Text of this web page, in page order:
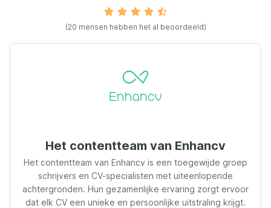
(20 mensen hebben het al beoordeeld)
Het contentteam van Enhancv
Het contentteam van Enhancv is een toegewijde groep
schrijvers en CV-specialisten met uiteenlopende
achtergronden. Hun gezamenlijke ervaring zorgt ervoor
dat elk CV een unieke en persoonlijke uitstraling krijgt.